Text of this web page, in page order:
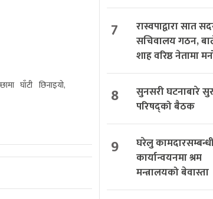
घाँटी छिनाइयो,
7
रास्वपाद्वारा सात
सचिवालय गठन,
शाह वरिष्ठ नेतामा
8
सुनसरी घटनाबारे
परिषद्को बैठक
9
घरेलु
कार्यान्वयनमा श्रम
मन्त्रालयको बेवास्ता